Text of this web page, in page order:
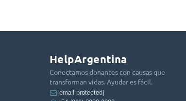
HelpArgentina
Conectamos donantes con causas que
transforman vidas. Ayudar es fácil.
[email protected]